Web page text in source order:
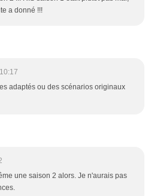
a donné !!!
adaptés ou des scénarios originaux
une saison 2 alors. Je n'aurais pas